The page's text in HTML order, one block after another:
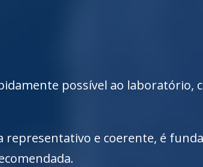
possível ao laboratório,
representativo e coerente, é